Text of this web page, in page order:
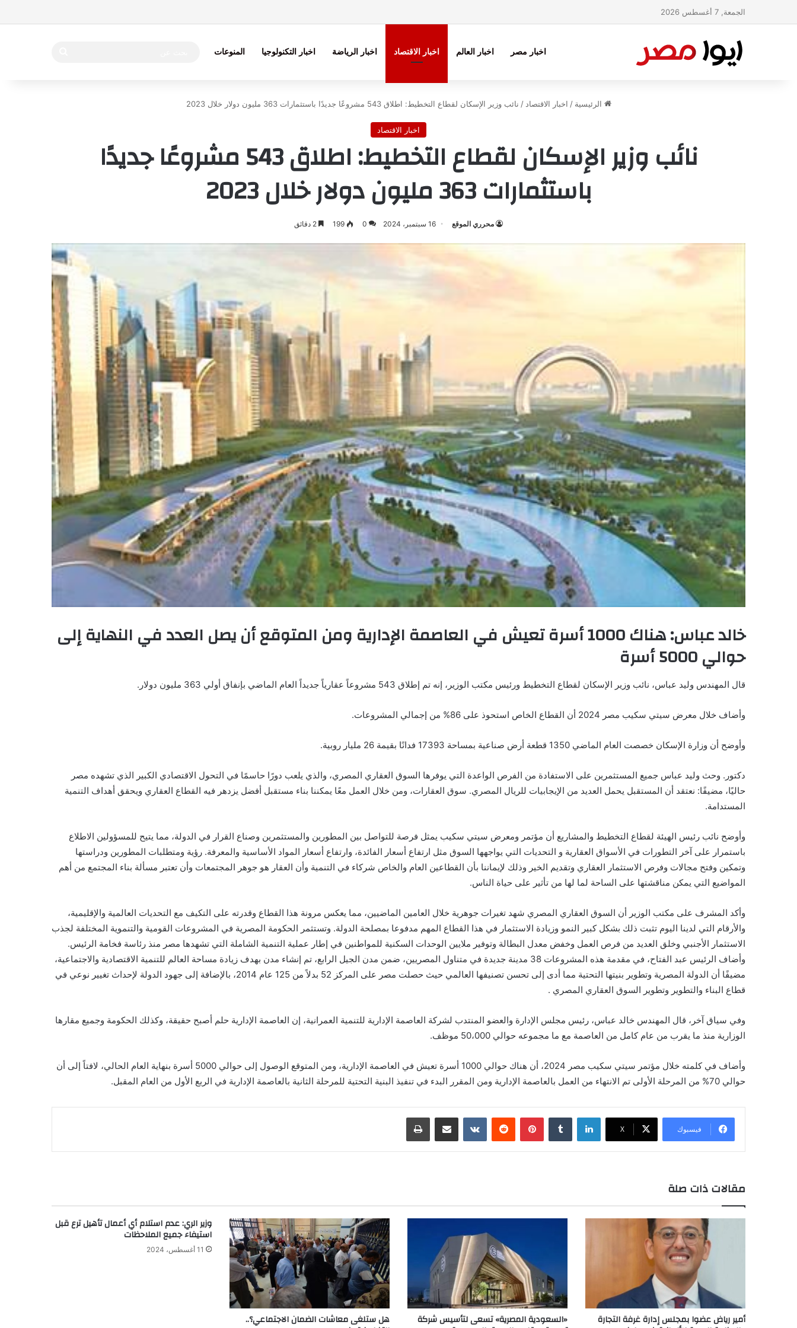
الجمعة, 7 أغسطس 2026
اخبار مصر اخبار العالم اخبار الاقتصاد اخبار الرياضة اخبار التكنولوجيا المنوعات
الرئيسية / اخبار الاقتصاد / نائب وزير الإسكان لقطاع التخطيط: اطلاق 543 مشروعًا جديدًا باستثمارات 363 مليون دولار خلال 2023
اخبار الاقتصاد
نائب وزير الإسكان لقطاع التخطيط: اطلاق 543 مشروعًا جديدًا
باستثمارات 363 مليون دولار خلال 2023
محرري الموقع 16 سبتمبر، 2024 0
199
خالد عباس: هناك 1000 أسرة تعيش في العاصمة الإدارية ومن المتوقع أن يصل العدد في النهاية إلى
حوالي 5000 أسرة
قال المهندس وليد عباس، نائب وزير الإسكان لقطاع التخطيط ورئيس مكتب الوزير، إنه تم إطلاق 543 مشروعاً عقارياً جديداً العام الماضي بإنفاق أولي 363 مليون دولار.
وأضاف خلال معرض سيتي سكيب مصر 2024 أن القطاع الخاص استحوذ على 86% من إجمالي المشروعات.
وأوضح أن وزارة الإسكان خصصت العام الماضي 1350 قطعة أرض صناعية بمساحة 17393 فدانًا بقيمة 26 مليار روبية.
دكتور. وحث وليد عباس جميع المستثمرين على الاستفادة من الفرص الواعدة التي يوفرها السوق العقاري المصري، والذي يلعب دورًا حاسمًا في التحول الاقتصادي الكبير الذي تشهده مصر
حاليًا، مضيفًا: نعتقد أن المستقبل يحمل العديد من الإيجابيات للريال المصري. سوق العقارات، ومن خلال العمل معًا يمكننا بناء مستقبل أفضل يزدهر فيه القطاع العقاري ويحقق أهداف التنمية
المستدامة.
وأوضح نائب رئيس الهيئة لقطاع التخطيط والمشاريع أن مؤتمر ومعرض سيتي سكيب يمثل فرصة للتواصل بين المطورين والمستثمرين وصناع القرار في الدولة، مما يتيح للمسؤولين الاطلاع
باستمرار على آخر التطورات في الأسواق العقارية و التحديات التي يواجهها السوق مثل ارتفاع أسعار الفائدة، وارتفاع أسعار المواد الأساسية والمعرفة. رؤية ومتطلبات المطورين ودراستها
وتمكين وفتح مجالات وفرص الاستثمار العقاري وتقديم الخير وذلك لإيماننا بأن القطاعين العام والخاص شركاء في التنمية وأن العقار هو جوهر المجتمعات وأن تعتبر مسألة بناء المجتمع من أهم
المواضيع التي يمكن مناقشتها على الساحة لما لها من تأثير على حياة الناس.
وأكد المشرف على مكتب الوزير أن السوق العقاري المصري شهد تغيرات جوهرية خلال العامين الماضيين، مما يعكس مرونة هذا القطاع وقدرته على التكيف مع التحديات العالمية والإقليمية،
والأرقام التي لدينا اليوم تثبت ذلك بشكل كبير النمو وزيادة الاستثمار في هذا القطاع المهم مدفوعا بمصلحة الدولة. وتستثمر الحكومة المصرية في المشروعات القومية والتنموية المختلفة لجذب
الاستثمار الأجنبي وخلق العديد من فرص العمل وخفض معدل البطالة وتوفير ملايين الوحدات السكنية للمواطنين في إطار عملية التنمية الشاملة التي تشهدها مصر منذ رئاسة فخامة الرئيس.
وأضاف الرئيس عبد الفتاح، في مقدمة هذه المشروعات 38 مدينة جديدة في متناول المصريين، ضمن مدن الجيل الرابع، تم إنشاء مدن بهدف زيادة مساحة العالم للتنمية الاقتصادية والاجتماعية،
مضيفًا أن الدولة المصرية وتطوير بنيتها التحتية مما أدى إلى تحسن تصنيفها العالمي حيث حصلت مصر على المركز 52 بدلاً من 125 عام 2014، بالإضافة إلى جهود الدولة لإحداث تغيير نوعي في
قطاع البناء والتطوير وتطوير السوق العقاري المصري .
وفي سياق آخر، قال المهندس خالد عباس، رئيس مجلس الإدارة والعضو المنتدب لشركة العاصمة الإدارية للتنمية العمرانية، إن العاصمة الإدارية حلم أصبح حقيقة، وكذلك الحكومة وجميع مقارها
الوزارية منذ ما يقرب من عام كامل من العاصمة مع ما مجموعه حوالي 50،000 موظف.
وأضاف في كلمته خلال مؤتمر سيتي سكيب مصر 2024، أن هناك حوالي 1000 أسرة تعيش في العاصمة الإدارية، ومن المتوقع الوصول إلى حوالي 5000 أسرة بنهاية العام الحالي، لافتاً إلى أن
حوالي 70% من المرحلة الأولى تم الانتهاء من العمل بالعاصمة الإدارية ومن المقرر البدء في تنفيذ البنية التحتية للمرحلة الثانية بالعاصمة الإدارية في الربع الأول من العام المقبل.
فيسبوك X
لينكدإن بينتيريست مشاركة عبر البريد طباعة
مقالات ذات صلة
أمير رياض عضوا بمجلس إدارة غرفة التجارة ‎«السعودية المصرية» تسعى لتأسيس شركة هل ستلغى معاشات الضمان الاجتماعي؟..
وزير الري: عدم استلام أي أعمال تأهيل ترع قبل
استيفاء جميع الملاحظات
11 أغسطس، 2024